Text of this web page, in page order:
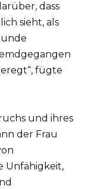
dass
sieht, als
fügte
und ihres
der Frau
Unfähigkeit,